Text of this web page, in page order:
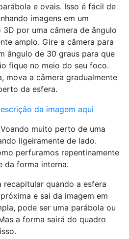
e ovais. Isso é fácil de
imagens em um
3D por uma câmera de ângulo
amplo. Gire a câmera para
ângulo de 30 graus para que
fique no meio do seu foco.
mova a câmera gradualmente
da esfera.
Voando muito perto de uma
ligeiramente de lado.
perfuramos repentinamente
da forma interna.
recapitular quando a esfera
e sai da imagem em
pode ser uma parábola ou
a forma sairá do quadro